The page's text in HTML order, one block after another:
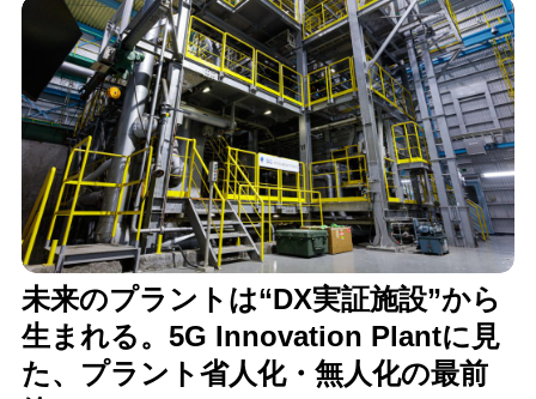
未来のプラントは“DX実証施設”から
生まれる。5G Innovation Plantに見
た、プラント省人化・無人化の最前